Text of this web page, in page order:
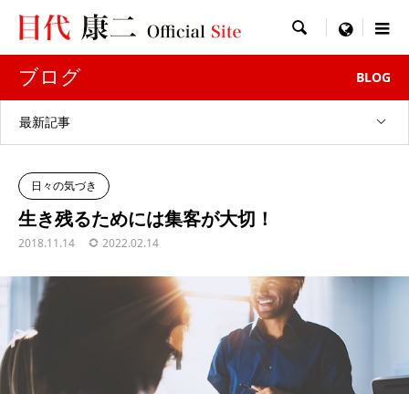
 menu
ブログ BLOG
最新記事
日々の気づき
生き残るためには集客が大切！
2018.11.14 2022.02.14